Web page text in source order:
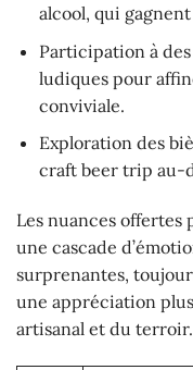
alcool, qui
Participation à
ludiques pour
conviviale.
Exploration des
craft beer trip au-
Les nuances offertes
une cascade
surprenantes,
une appréciation
artisanal et du terroir.